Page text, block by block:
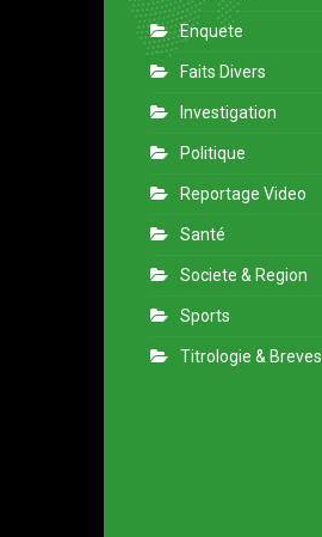
Enquete
Faits Divers
Investigation
Politique
Reportage Video
Santé
Societe & Region
Sports
Titrologie & Breves